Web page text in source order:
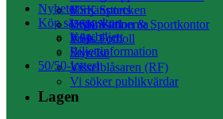
Förtjänsttecken
Organisation & Sportkontor
Press
Styrelse
Visselblåsaren (RF)
Vi söker publikvärdar
VSK Sports
VSK Vännerna
VSK Fotboll
Nyheter
Köp säsongskort
Köp biljett
Biljettinformation
50/50-lotteri
Lagen